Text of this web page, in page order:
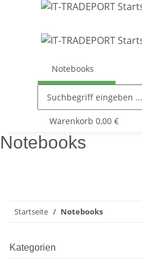
Notebooks
Warenkorb 0,00 €
Notebooks
Startseite Notebooks
Kategorien